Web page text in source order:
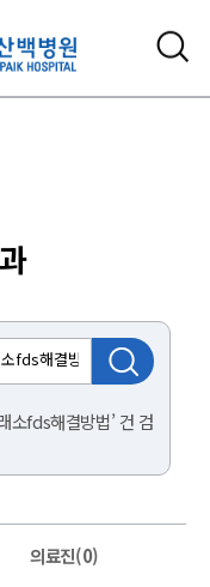
fds해결방법’ 건 검
의료진(0)